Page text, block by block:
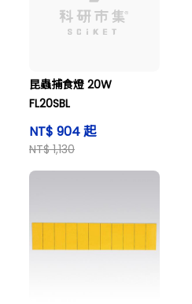
昆蟲捕食燈 20W
FL20SBL
NT$ 904 起
NT$ 1,130